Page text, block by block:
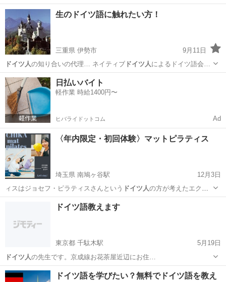
長崎 長崎市 英会話 ドイツ人
生のドイツ語に触れたい方！
三重県 伊勢市
9月11日
ドイツ人
の知り合いの代理… ネイティブドイツ人によるドイツ語会…
三重 伊勢市 その他 ドイツ語
日払いバイト
軽作業 時給1400円〜
ヒバライドットコム Ad
〈年内限定・初回体験〉マットピラティス
埼玉県 南鳩ヶ谷駅
12月3日
ィスはジョセフ・ピラティスさんという ドイツ人の方が考えたエクサ
サイズで、リハビリ…南鳩ヶ谷駅 ヨガ
ドイツ語教えます
東京都 千駄木駅
5月19日
ドイツ人の先生です。京成線お花茶屋近辺にお住…
東京 台東区 千駄木駅 その他 ドイツ語
ドイツ語を学びたい？無料でドイツ語を教え